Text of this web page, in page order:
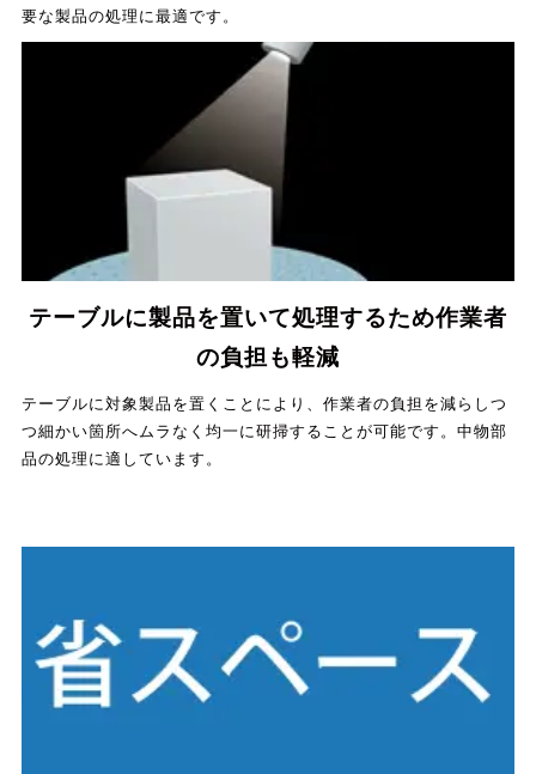
要な製品の処理に最適です。
テーブルに製品を置いて処理するため作業者
の負担も軽減
テーブルに対象製品を置くことにより、作業者の負担を減らしつ
つ細かい箇所へムラなく均一に研掃することが可能です。中物部
品の処理に適しています。